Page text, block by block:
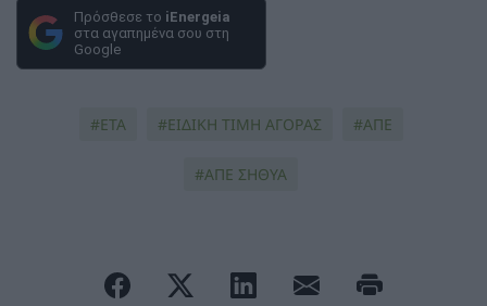
Πρόσθεσε το iEnergeia
στα αγαπημένα σου στη
Google
ΕΤΑ ΕΙΔΙΚΗ ΤΙΜΗ ΑΓΟΡΑΣ ΑΠΕ
ΑΠΕ ΣΗΘΥΑ